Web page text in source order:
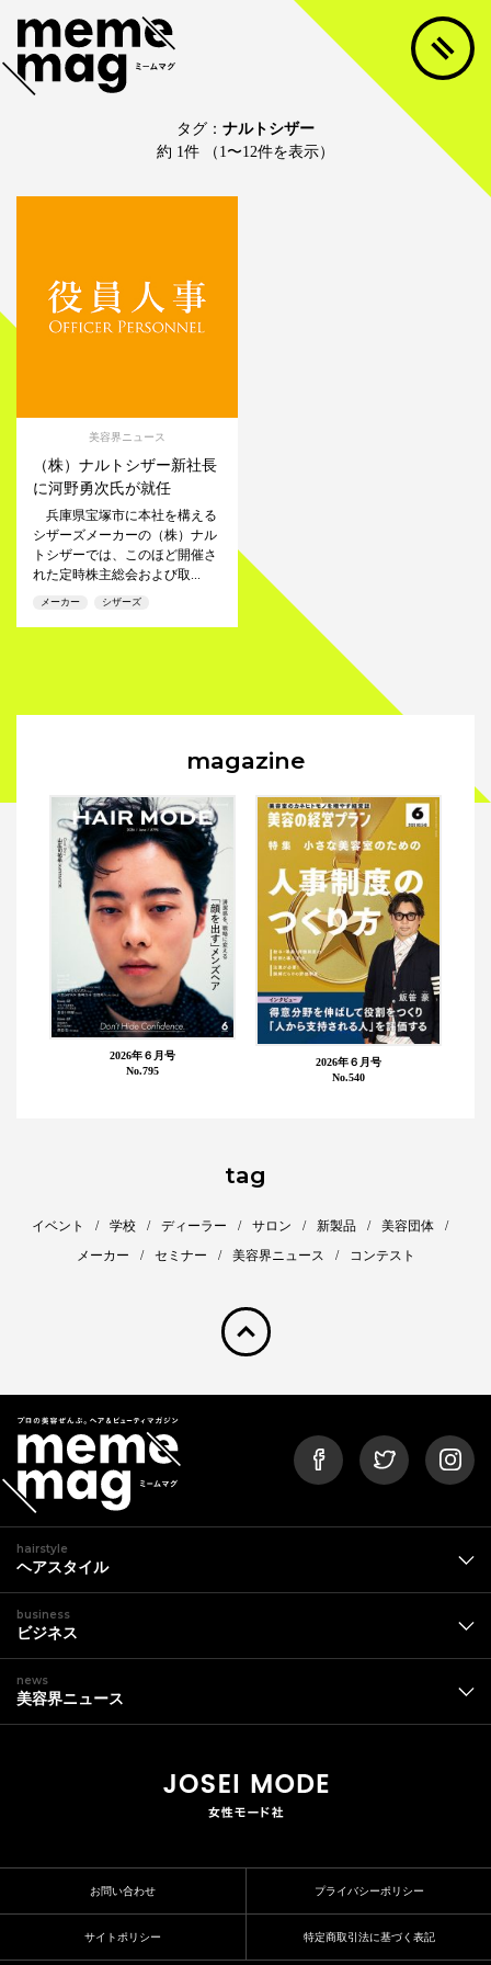
タグ： ナルトシザー
約 1件 （1〜12件を表示）
美容界ニュース
（株）ナルトシザー新社長
に河野勇次氏が就任
兵庫県宝塚市に本社を構える
シザーズメーカーの（株）ナル
トシザーでは、このほど開催さ
れた定時株主総会および取...
メーカー シザーズ
magazine
2026年６月号
No.795
2026年６月号
No.540
tag
イベント 学校 ディーラー サロン 新製品
美容団体
メーカー
セミナー 美容界ニュース コンテスト
pagetop
hairstyle
ヘアスタイル
business
ビジネス
news
美容界ニュース
お問い合わせ プライバシーポリシー
サイトポリシー 特定商取引法に基づく表記